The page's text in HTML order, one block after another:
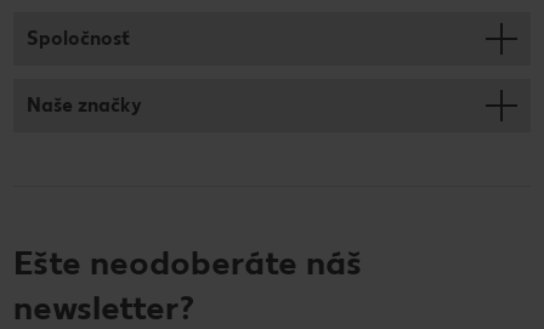
Spoločnosť
Naše značky
Ešte neodoberáte náš
newsletter?